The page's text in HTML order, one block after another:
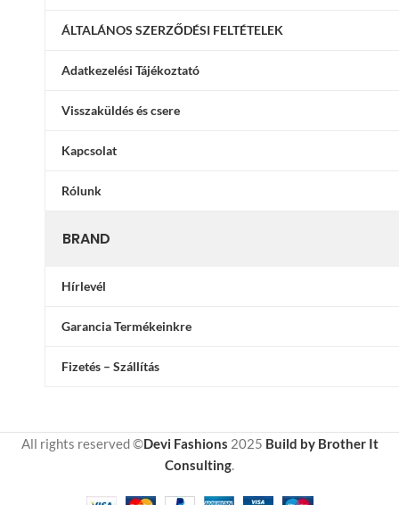
ÁLTALÁNOS SZERZŐDÉSI FELTÉTELEK
Adatkezelési Tájékoztató
Visszaküldés és csere
Kapcsolat
Rólunk
BRAND
Hírlevél
Garancia Termékeinkre
Fizetés – Szállítás
All rights reserved ©Devi Fashions 2025 Build by Brother It
Consulting.